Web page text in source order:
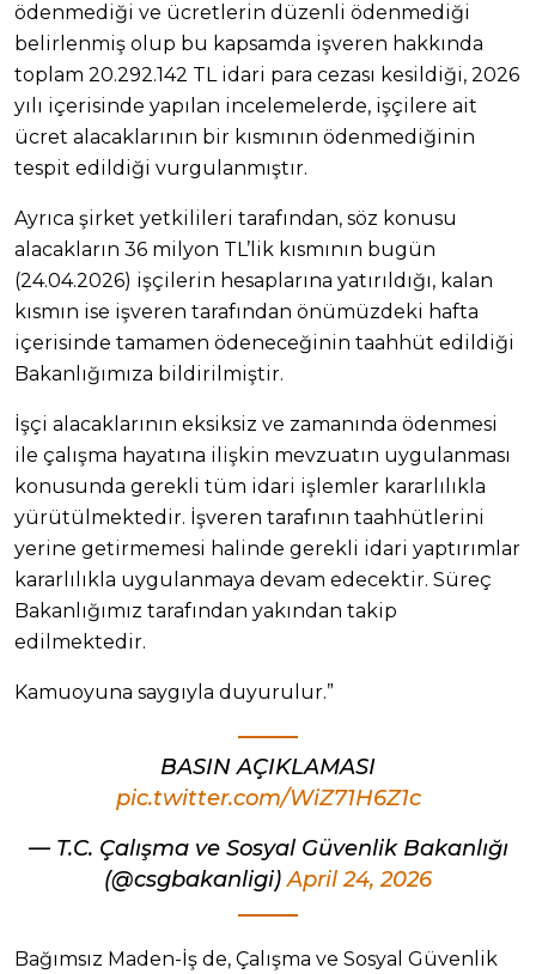
ödenmediği ve ücretlerin düzenli ödenmediği
belirlenmiş olup bu kapsamda işveren hakkında
toplam 20.292.142 TL idari para cezası kesildiği, 2026
yılı içerisinde yapılan incelemelerde, işçilere ait
ücret alacaklarının bir kısmının ödenmediğinin
tespit edildiği vurgulanmıştır.
Ayrıca şirket yetkilileri tarafından, söz konusu
alacakların 36 milyon TL’lik kısmının bugün
(24.04.2026) işçilerin hesaplarına yatırıldığı, kalan
kısmın ise işveren tarafından önümüzdeki hafta
içerisinde tamamen ödeneceğinin taahhüt edildiği
Bakanlığımıza bildirilmiştir.
İşçi alacaklarının eksiksiz ve zamanında ödenmesi
ile çalışma hayatına ilişkin mevzuatın uygulanması
konusunda gerekli tüm idari işlemler kararlılıkla
yürütülmektedir. İşveren tarafının taahhütlerini
yerine getirmemesi halinde gerekli idari yaptırımlar
kararlılıkla uygulanmaya devam edecektir. Süreç
Bakanlığımız tarafından yakından takip
edilmektedir.
Kamuoyuna saygıyla duyurulur.”
BASIN AÇIKLAMASI
pic.twitter.com/WiZ71H6Z1c
— T.C. Çalışma ve Sosyal Güvenlik Bakanlığı
(@csgbakanligi)April 24, 2026
Bağımsız Maden-İş de, Çalışma ve Sosyal Güvenlik